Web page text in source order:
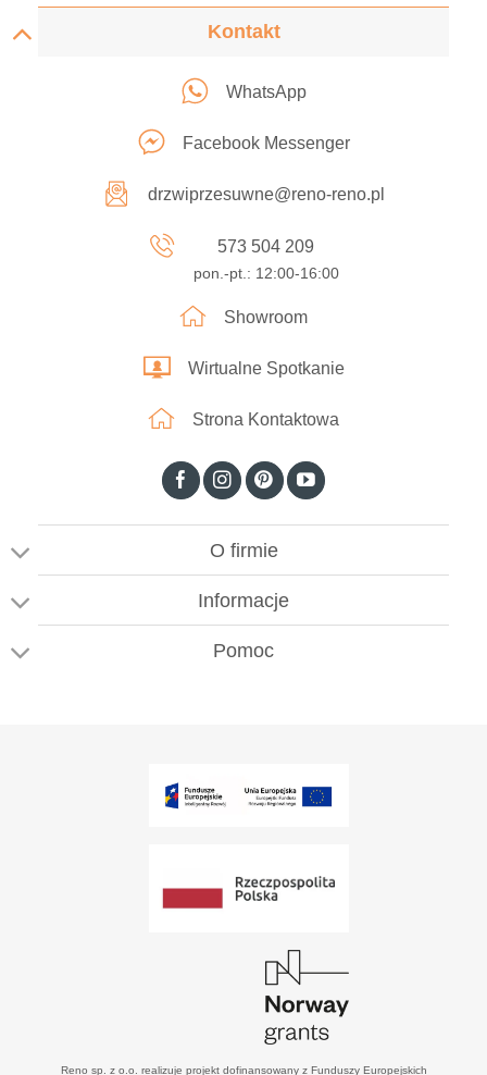
Kontakt
WhatsApp
Facebook Messenger
drzwiprzesuwne@reno-reno.pl
573 504 209
pon.-pt.: 12:00-16:00
Showroom
Wirtualne Spotkanie
Strona Kontaktowa
O firmie
Informacje
Pomoc
Reno sp. z o.o. realizuje projekt dofinansowany z Funduszy Europejskich